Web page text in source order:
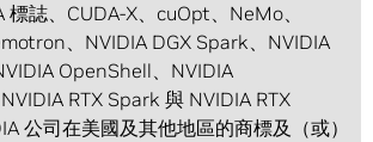
標誌、CUDA-X、cuOpt、NeMo、
、NVIDIA DGX Spark、NVIDIA
OpenShell、NVIDIA
RTX Spark 與 NVIDIA RTX
公司在美國及其他地區的商標及（或）